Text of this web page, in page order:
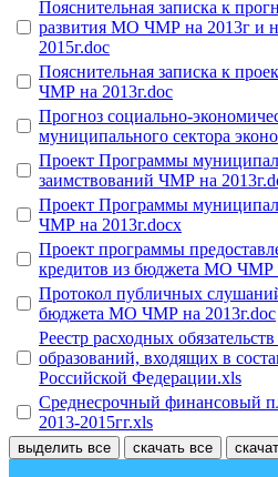
Пояснительная записка к
развития МО ЧМР на 2013г и
2015г.doc
Пояснительная записка к
ЧМР на 2013г.doc
Прогноз социально-
муниципального сектора
Проект Программы
заимствований ЧМР на
Проект Программы
ЧМР на 2013г.docx
Проект программы
кредитов из бюджета МО ЧМР
Протокол публичных
бюджета МО ЧМР на 2013г.doc
Реестр расходных
образований, входящих в
Российской Федерации.xls
Среднесрочный финансовый
2013-2015гг.xls
выделить все скачать все